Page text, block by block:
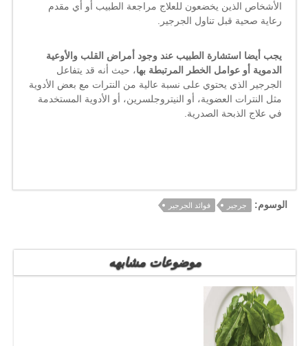
الأشخاص الذين يخضعون للعلاج مراجعة الطبيب أو أي مقدم
رعاية صحية قبل تناول الجرجير.
يجب أيضا استشارة الطبيب عند وجود أمراض القلب والأوعية
الدموية أو عوامل الخطر المرتبطة بها، حيث أنه قد يتفاعل
الجرجير الذي يحتوي على نسبة عالية من النترات مع بعض الأدوية
مثل النترات العضوية، أو النيتروجلسرين، أو الأدوية المستخدمة
في علاج الذبحة الصدرية.
الوسوم: جرجير فوائد الجرجير
موضوعات مشابهه